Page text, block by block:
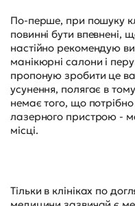
По-перше, при пошуку
повинні бути впевнені,
настійно рекомендую
манікюрні салони і
пропоную зробити це
усунення, полягає в
немає того, що
лазерного пристрою -
місці.
Тільки в клініках по